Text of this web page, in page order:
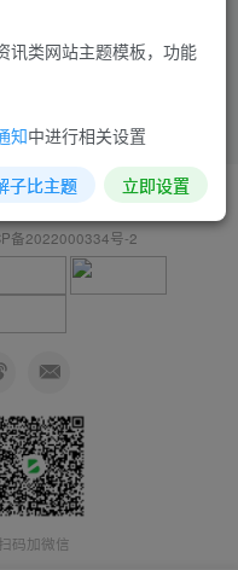
关于我们
备2022000334号-2
扫码加微信
讯类网站主题模板，功能
知中进行相关设置
子比主题 立即设置